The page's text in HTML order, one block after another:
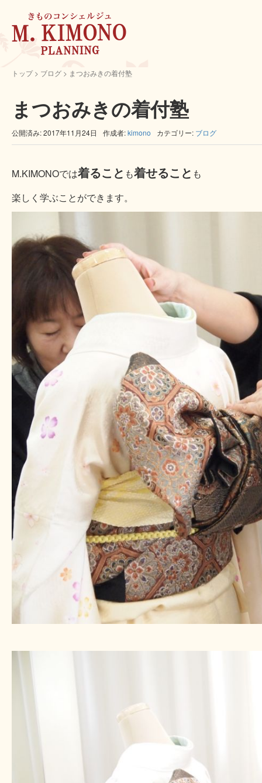
トップ> ブログ > まつおみきの着付塾
まつおみきの着付塾
公開済み: 2017年11月24日 作成者:kimono カテゴリー: ブログ
M.KIMONOでは着ること も着せること も
楽しく学ぶことができます。